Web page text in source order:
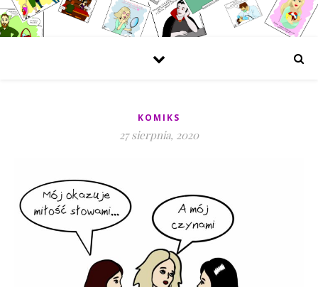
KOMIKS
27 sierpnia, 2020